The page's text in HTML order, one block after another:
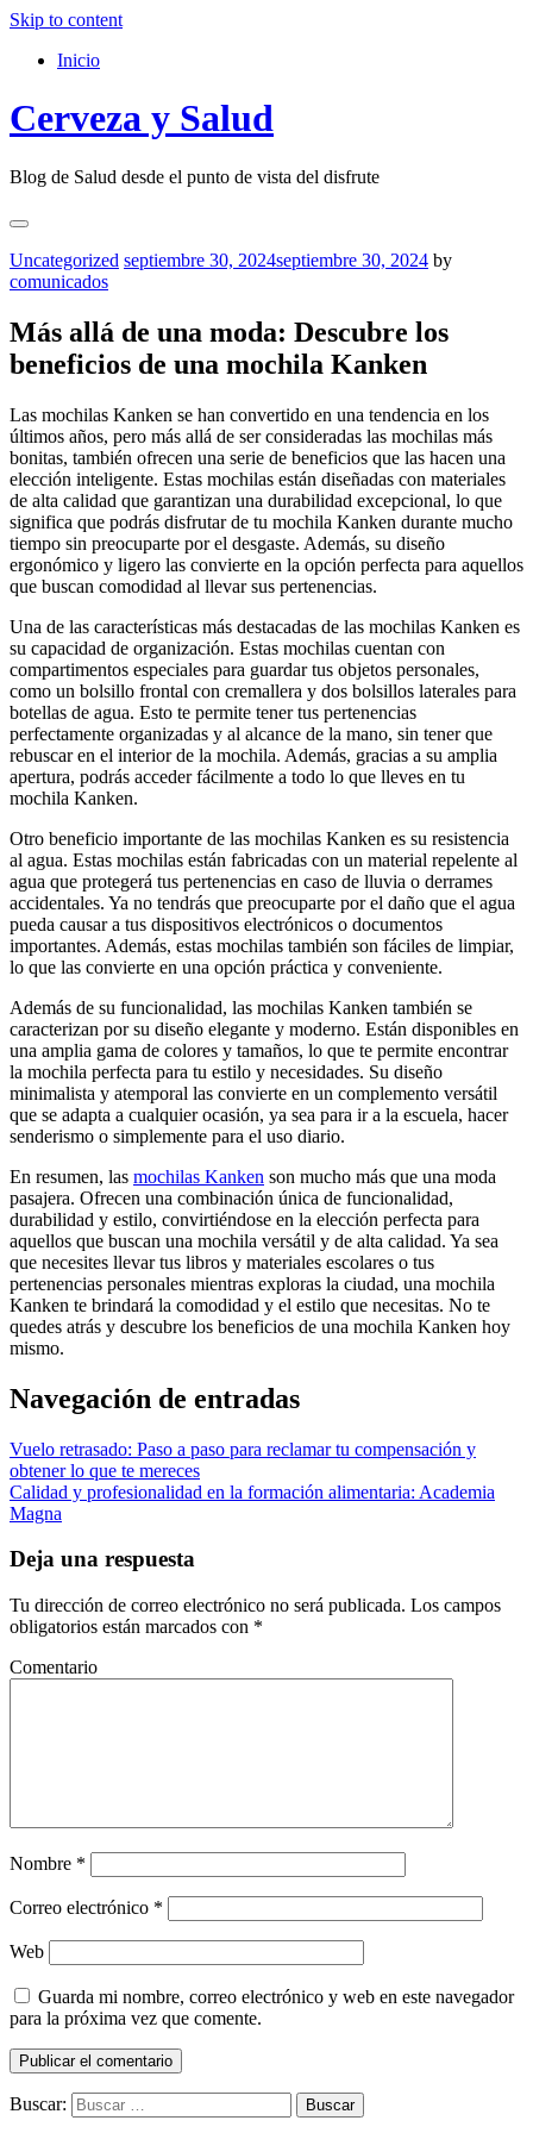
Skip to content
Inicio
Cerveza y Salud
Blog de Salud desde el punto de vista del disfrute
Uncategorized septiembre 30, 2024septiembre 30, 2024 by
comunicados
Más allá de una moda: Descubre los
beneficios de una mochila Kanken
Las mochilas Kanken se han convertido en una tendencia en los
últimos años, pero más allá de ser consideradas las mochilas más
bonitas, también ofrecen una serie de beneficios que las hacen una
elección inteligente. Estas mochilas están diseñadas con materiales
de alta calidad que garantizan una durabilidad excepcional, lo que
significa que podrás disfrutar de tu mochila Kanken durante mucho
tiempo sin preocuparte por el desgaste. Además, su diseño
ergonómico y ligero las convierte en la opción perfecta para aquellos
que buscan comodidad al llevar sus pertenencias.
Una de las características más destacadas de las mochilas Kanken es
su capacidad de organización. Estas mochilas cuentan con
compartimentos especiales para guardar tus objetos personales,
como un bolsillo frontal con cremallera y dos bolsillos laterales para
botellas de agua. Esto te permite tener tus pertenencias
perfectamente organizadas y al alcance de la mano, sin tener que
rebuscar en el interior de la mochila. Además, gracias a su amplia
apertura, podrás acceder fácilmente a todo lo que lleves en tu
mochila Kanken.
Otro beneficio importante de las mochilas Kanken es su resistencia
al agua. Estas mochilas están fabricadas con un material repelente al
agua que protegerá tus pertenencias en caso de lluvia o derrames
accidentales. Ya no tendrás que preocuparte por el daño que el agua
pueda causar a tus dispositivos electrónicos o documentos
importantes. Además, estas mochilas también son fáciles de limpiar,
lo que las convierte en una opción práctica y conveniente.
Además de su funcionalidad, las mochilas Kanken también se
caracterizan por su diseño elegante y moderno. Están disponibles en
una amplia gama de colores y tamaños, lo que te permite encontrar
la mochila perfecta para tu estilo y necesidades. Su diseño
minimalista y atemporal las convierte en un complemento versátil
que se adapta a cualquier ocasión, ya sea para ir a la escuela, hacer
senderismo o simplemente para el uso diario.
En resumen, las mochilas Kanken son mucho más que una moda
pasajera. Ofrecen una combinación única de funcionalidad,
durabilidad y estilo, convirtiéndose en la elección perfecta para
aquellos que buscan una mochila versátil y de alta calidad. Ya sea
que necesites llevar tus libros y materiales escolares o tus
pertenencias personales mientras exploras la ciudad, una mochila
Kanken te brindará la comodidad y el estilo que necesitas. No te
quedes atrás y descubre los beneficios de una mochila Kanken hoy
mismo.
Navegación de entradas
Vuelo retrasado: Paso a paso para reclamar tu compensación y
obtener lo que te mereces
Calidad y profesionalidad en la formación alimentaria: Academia
Magna
Deja una respuesta
Tu dirección de correo electrónico no será publicada. Los campos
obligatorios están marcados con *
Comentario
Nombre *
Correo electrónico *
Web
Guarda mi nombre, correo electrónico y web en este navegador
para la próxima vez que comente.
Buscar: